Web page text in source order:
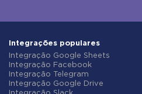
Integrações populares
Integração Google Sheets
Integração Facebook
Integração Telegram
Integração Google Drive